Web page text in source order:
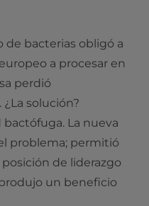
bacterias obligó a
a procesar en
perdió
solución?
La nueva
problema; permitió
de liderazgo
un beneficio